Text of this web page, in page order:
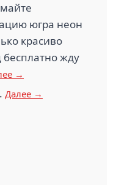
ГУЛБИС (1)
югра неон
красиво
жду
→
Далее →